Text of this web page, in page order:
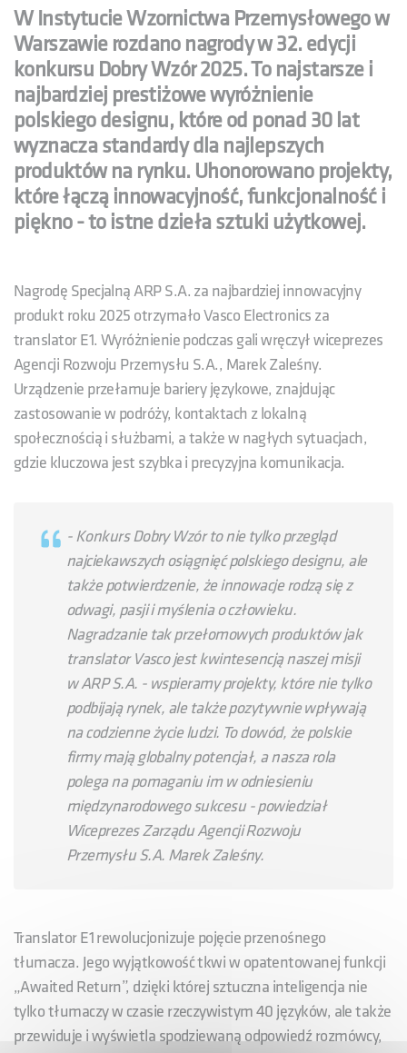
W Instytucie Wzornictwa Przemysłowego w
Warszawie rozdano nagrody w 32. edycji
konkursu Dobry Wzór 2025. To najstarsze i
najbardziej prestiżowe wyróżnienie
polskiego designu, które od ponad 30 lat
wyznacza standardy dla najlepszych
produktów na rynku. Uhonorowano projekty,
które łączą innowacyjność, funkcjonalność i
piękno - to istne dzieła sztuki użytkowej.
Nagrodę Specjalną ARP S.A. za najbardziej innowacyjny
produkt roku 2025 otrzymało Vasco Electronics za
translator E1. Wyróżnienie podczas gali wręczył wiceprezes
Agencji Rozwoju Przemysłu S.A., Marek Zaleśny.
Urządzenie przełamuje bariery językowe, znajdując
zastosowanie w podróży, kontaktach z lokalną
społecznością i służbami, a także w nagłych sytuacjach,
gdzie kluczowa jest szybka i precyzyjna komunikacja.
-Konkurs Dobry Wzór to nie tylko przegląd
najciekawszych osiągnięć polskiego designu, ale
także potwierdzenie, że innowacje rodzą się z
odwagi, pasji i myślenia o człowieku.
Nagradzanie tak przełomowych produktów jak
translator Vasco jest kwintesencją naszej misji
w ARP S.A. - wspieramy projekty, które nie tylko
podbijają rynek, ale także pozytywnie wpływają
na codzienne życie ludzi. To dowód, że polskie
firmy mają globalny potencjał, a nasza rola
polega na pomaganiu im w odniesieniu
międzynarodowego sukcesu- powiedział
Wiceprezes Zarządu Agencji Rozwoju
Przemysłu S.A. Marek Zaleśny.
Translator E1 rewolucjonizuje pojęcie przenośnego
tłumacza. Jego wyjątkowość tkwi w opatentowanej funkcji
„Awaited Return”, dzięki której sztuczna inteligencja nie
tylko tłumaczy w czasie rzeczywistym 40 języków, ale także
przewiduje i wyświetla spodziewaną odpowiedź rozmówcy,